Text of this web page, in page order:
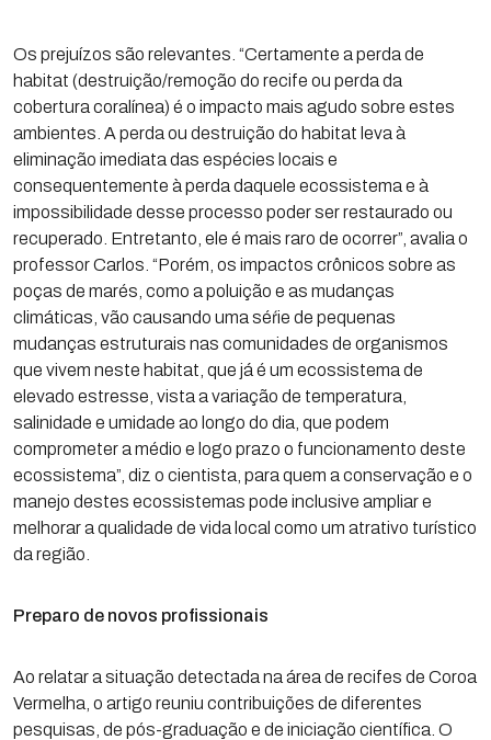
Os prejuízos são relevantes. “Certamente a perda de
habitat (destruição/remoção do recife ou perda da
cobertura coralínea) é o impacto mais agudo sobre estes
ambientes. A perda ou destruição do habitat leva à
eliminação imediata das espécies locais e
consequentemente à perda daquele ecossistema e à
impossibilidade desse processo poder ser restaurado ou
recuperado. Entretanto, ele é mais raro de ocorrer”, avalia o
professor Carlos. “Porém, os impactos crônicos sobre as
poças de marés, como a poluição e as mudanças
climáticas, vão causando uma séŕie de pequenas
mudanças estruturais nas comunidades de organismos
que vivem neste habitat, que já é um ecossistema de
elevado estresse, vista a variação de temperatura,
salinidade e umidade ao longo do dia, que podem
comprometer a médio e logo prazo o funcionamento deste
ecossistema”, diz o cientista, para quem a conservação e o
manejo destes ecossistemas pode inclusive ampliar e
melhorar a qualidade de vida local como um atrativo turístico
da região.
Preparo de novos profissionais
Ao relatar a situação detectada na área de recifes de Coroa
Vermelha, o artigo reuniu contribuições de diferentes
pesquisas, de pós-graduação e de iniciação científica. O